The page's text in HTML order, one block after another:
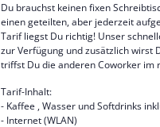
Du brauchst keinen fixen
einen geteilten, aber jederzeit
Tarif liegst Du richtig! Unser
zur Verfügung und zusätzlich wirst
triffst Du die anderen Coworker im
Tarif-Inhalt:
- Kaffee , Wasser und Softdrinks
- Internet (WLAN)